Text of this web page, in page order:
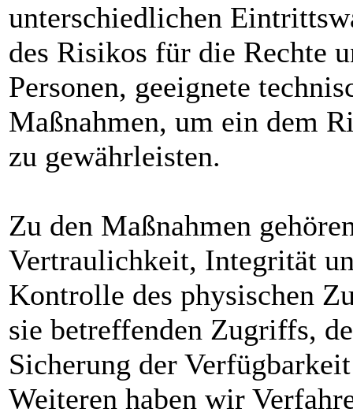
unterschiedlichen
des Risikos für die Rechte
Personen, geeignete
Maßnahmen, um ein dem
zu gewährleisten.
Zu den Maßnahmen
Vertraulichkeit, Integrität
Kontrolle des physischen
sie betreffenden Zugriffs,
Sicherung der
Weiteren haben wir